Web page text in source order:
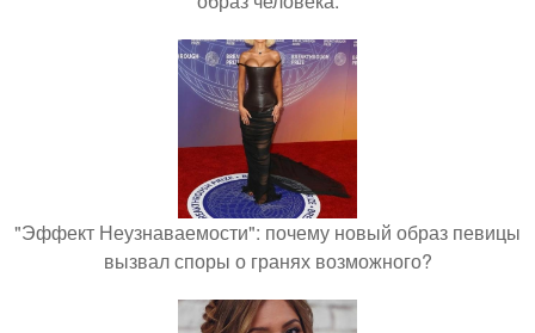
"Эффект Неузнаваемости": почему новый образ певицы
вызвал споры о гранях возможного?